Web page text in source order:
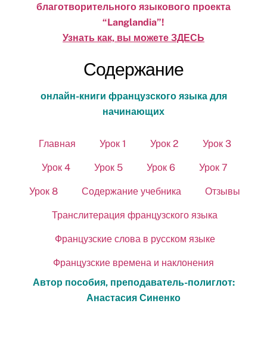
благотворительного языкового проекта
“Langlandia”!
Узнать как, вы можете ЗДЕСЬ
Содержание
онлайн-книги французского языка для
начинающих
Главная Урок 1 Урок 2 Урок 3
Урок 4 Урок 5 Урок 6 Урок 7
Урок 8 Содержание учебника Отзывы
Транслитерация французского языка
Французские слова в русском языке
Французские времена и наклонения
Автор пособия, преподаватель-полиглот:
Анастасия Синенко